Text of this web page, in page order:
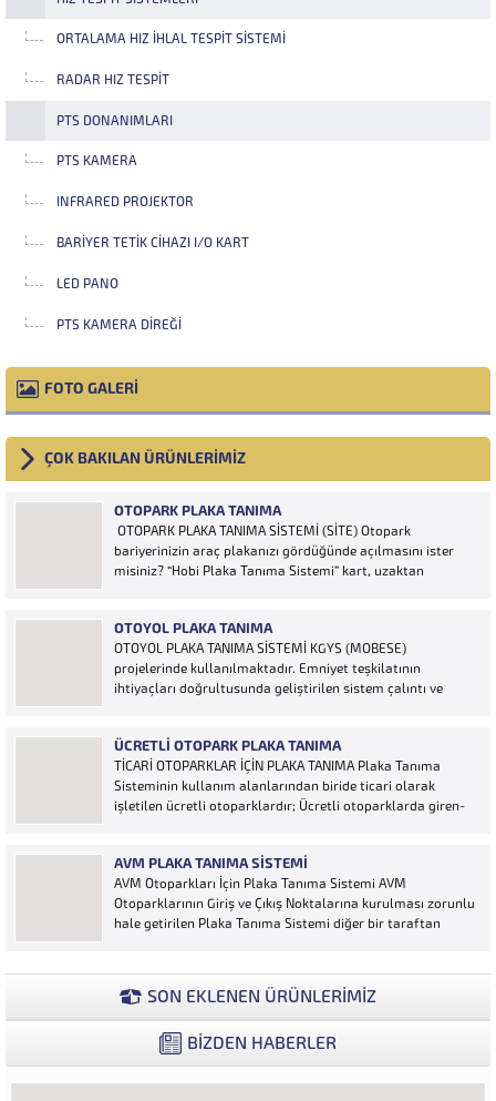
ORTALAMA HIZ İHLAL TESPIT SISTEMI
RADAR HIZ TESPIT
PTS DONANIMLARI
PTS KAMERA
INFRARED PROJEKTOR
BARIYER TETIK CIHAZI I/O KART
LED PANO
PTS KAMERA DIREĞI
FOTO GALERİ
ÇOK BAKILAN ÜRÜNLERİMİZ
OTOPARK PLAKA TANIMA
OTOPARK PLAKA TANIMA SİSTEMİ (SİTE) Otopark
bariyerinizin araç plakanızı gördüğünde açılmasını ister
misiniz? “Hobi Plaka Tanıma Sistemi” kart, uzaktan
için yeterlidir… Plaka tanıma sistemi otoparklarda
sisteme...
OTOYOL PLAKA TANIMA
OTOYOL PLAKA TANIMA SİSTEMİ KGYS (MOBESE)
projelerinde kullanılmaktadır. Emniyet teşkilatının
ihtiyaçları doğrultusunda geliştirilen sistem çalıntı ve
araçların Plakalarının tanımlanmasına yönelik geliştirilen
bir yazılımdır. Sistem karayolları şeritlerine yerleştirilen
kameralar sayesinde alınan...
ÜCRETLI OTOPARK PLAKA TANIMA
TİCARİ OTOPARKLAR İÇİN PLAKA TANIMA Plaka Tanıma
Sisteminin kullanım alanlarından biride ticari olarak
işletilen ücretli otoparklardır; Ücretli otoparklarda giren-
Ücretin otopark girişinde araç tipine göre peşin alınması
ya...
AVM PLAKA TANIMA SISTEMI
AVM Otoparkları İçin Plaka Tanıma Sistemi AVM
Otoparklarının Giriş ve Çıkış Noktalarına kurulması zorunlu
hale getirilen Plaka Tanıma Sistemi diğer bir taraftan
verilerle müşteri yoğunluk analizlerini çok ayrıntılı...
SON EKLENEN ÜRÜNLERİMİZ
BİZDEN HABERLER